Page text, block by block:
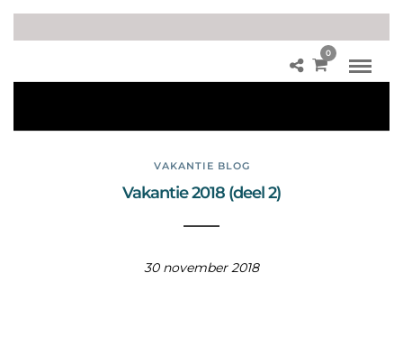
0
VAKANTIE BLOG
Vakantie 2018 (deel 2)
30 november 2018